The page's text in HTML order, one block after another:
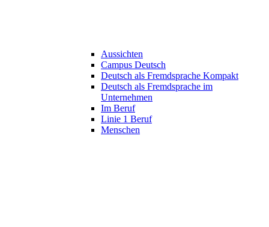
Aussichten
Campus Deutsch
Deutsch als Fremdsprache Kompakt
Deutsch als Fremdsprache im
Unternehmen
Im Beruf
Linie 1 Beruf
Menschen